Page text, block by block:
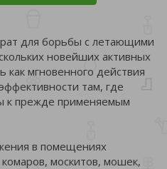
для борьбы с летающими
новейших активных
как мгновенного действия
там, где
к прежде применяемым
в помещениях
москитов, мошек,